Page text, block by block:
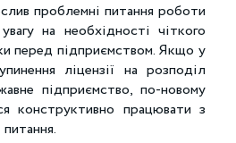
проблемні питання роботи
на необхідності чіткого
перед підприємством. Якщо у
ліцензії на розподіл
підприємство, по-новому
конструктивно працювати з